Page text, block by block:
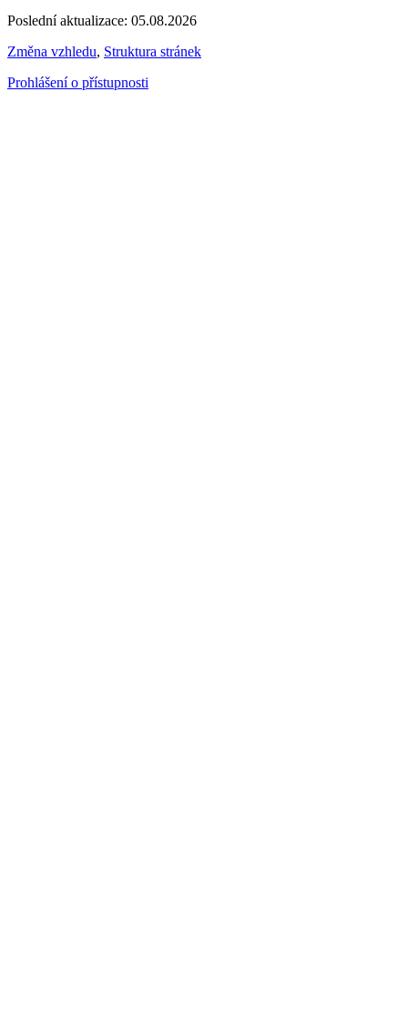
Poslední aktualizace: 05.08.2026
Změna vzhledu, Struktura stránek
Prohlášení o přístupnosti